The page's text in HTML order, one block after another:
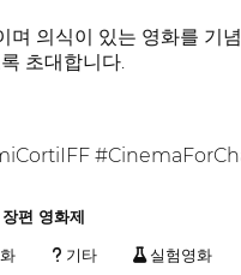
의식이 있는 영화를 기
초대합니다.
장편 영화제
기타 실험영화